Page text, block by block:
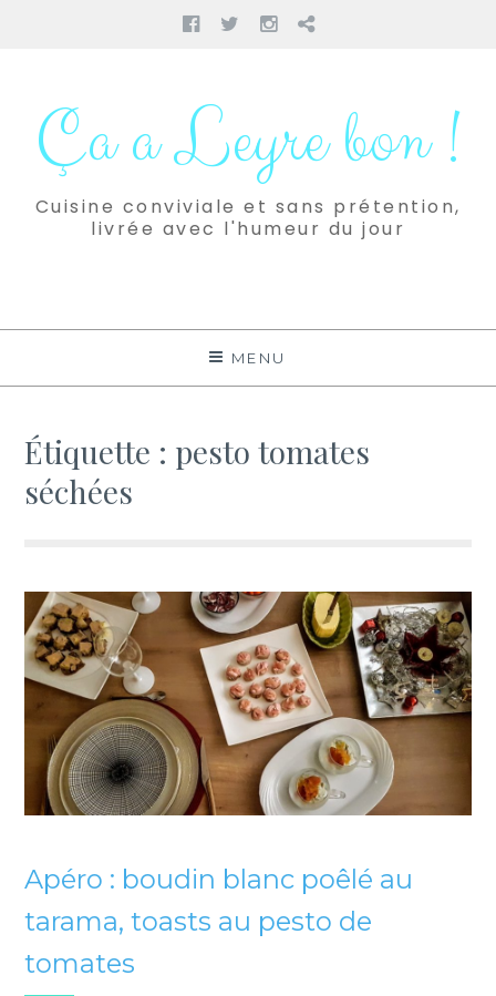
Facebook
TwitterInstagram
Pinterest
contenuÇa a Leyre bon !
Cuisine conviviale et sans prétention,
livrée avec l'humeur du jour
MENU
Étiquette : pesto tomates
séchées
Apéro : boudin blanc poêlé au
tarama, toasts au pesto de
tomates